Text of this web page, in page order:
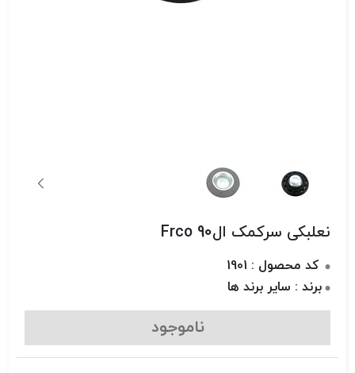
نعلبکی سرکمک ال90 Frco
کد محصول : 1901
برند : سایر برند ها
ناموجود